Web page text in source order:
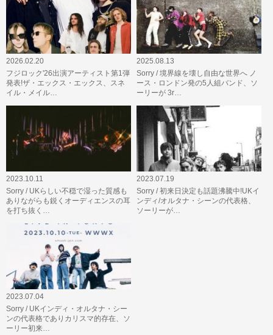
2026.02.20
フジロック'26出演アーティスト第1弾
発表!ザ・エックス・エックス、スネ
イル・メイル…
2025.08.13
Sorry / 境界線を壊し自由な世界へ ノ
ース・ロンドン発の5人組バンド、ソ
ーリーが 3r…
2023.10.11
Sorry / UKらしい不穏で湿った質感も
ありながらも鋭くオーディエンスの耳
を打ち抜く…
2023.07.19
Sorry / 初来日決定も話題沸騰中!UKイ
ンディ/オルタナ・シーンの代表格、
ソーリーが…
2023.07.04
Sorry / UKインディ・オルタナ・シー
ンの代表格でありカリスマ的存在、ソ
ーリー初来…